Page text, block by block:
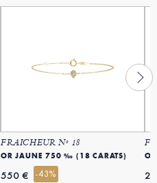
FRAICHEUR Nº 18
OR JAUNE 750 ‰ (18 CARATS)
550 € -43%